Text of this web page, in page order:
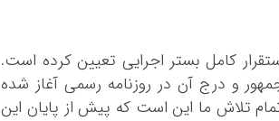
قانون ۲۰ ماه فرصت برای استقرار کامل بستر اجرایی تعیین کرده است.
توسط رئیس‌جمهور و درج آن در روزنامه رسمی آغاز شده
باقی مانده و تمام تلاش ما این است که پیش از پایان این